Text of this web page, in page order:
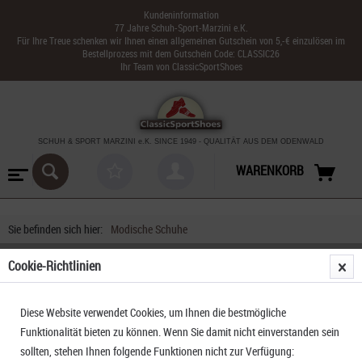
Kundeninformation
77 Jahre Schuh-Sport-Marzini e.K.
Für Ihre Treue schenken wir Ihnen einen allgemeinen Gutschein von 5,-€ einzulösen im
Bestellprozess mit dem Gutschein Code: CLASSIC26
Ihr Team von ClassicSportShoes
SCHUH & SPORT MARZINI e.K. SINCE 1949 - QUALITÄT AUS DEM ODENWALD
WARENKORB
Sie befinden sich hier: Modische Schuhe
FILTERN
Cookie-Richtlinien
Diese Website verwendet Cookies, um Ihnen die bestmögliche
Funktionalität bieten zu können. Wenn Sie damit nicht einverstanden sein
sollten, stehen Ihnen folgende Funktionen nicht zur Verfügung: